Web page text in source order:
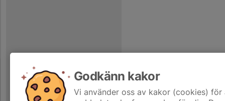
Godkänn kakor
Vi använder oss av kakor (cookies)